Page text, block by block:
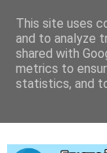
This site uses
and to analyze
shared with
metrics to
statistics, and